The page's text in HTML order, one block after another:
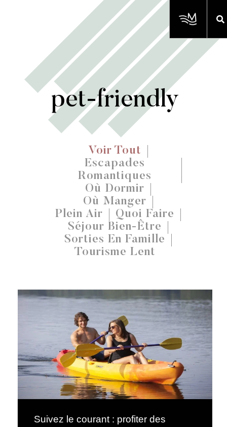
pet-friendly
Voir Tout
Escapades
Romantiques
Où Dormir
Où Manger
Plein Air Quoi Faire
Séjour Bien-Être
Sorties En Famille
Tourisme Lent
Suivez le courant : profiter des